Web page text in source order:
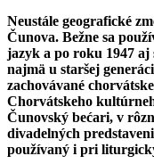
Neustále geografické
Čunova. Bežne sa
jazyk a po roku 1947 aj
najmä u staršej
zachovávané
Chorvátskeho
Čunovský bećari, v
divadelných
používaný i pri